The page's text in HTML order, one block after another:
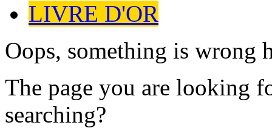
LIVRE D'OR
Oops, something is wrong
The page you are looking
searching?